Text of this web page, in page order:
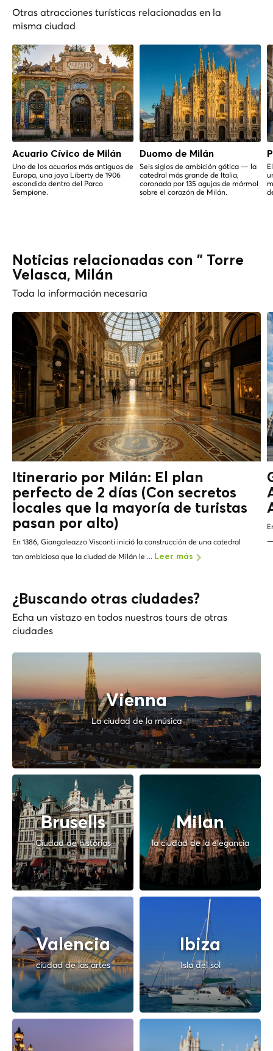
Otras atracciones turísticas relacionadas en la
misma ciudad
Acuario Cívico de Milán
Uno de los acuarios más antiguos de
Europa, una joya Liberty de 1906
escondida dentro del Parco
Sempione.
Duomo de Milán
Seis siglos de ambición gótica — la
catedral más grande de Italia,
coronada por 135 agujas de mármol
sobre el corazón de Milán.
Noticias relacionadas con " Torre
Velasca, Milán
Toda la información necesaria
Itinerario por Milán: El plan
perfecto de 2 días (Con secretos
locales que la mayoría de turistas
pasan por alto)
En 1386, Giangaleazzo Visconti inició la construcción de una catedral
tan ambiciosa que la ciudad de Milán le ... Leer más
—
¿Buscando otras ciudades?
Echa un vistazo en todos nuestros tours de otras
ciudades
Vienna
La ciudad de la música
Brusells
Ciudad de historias
Milan
la ciudad de la elegancia
Valencia
ciudad de las artes
Ibiza
Isla del sol